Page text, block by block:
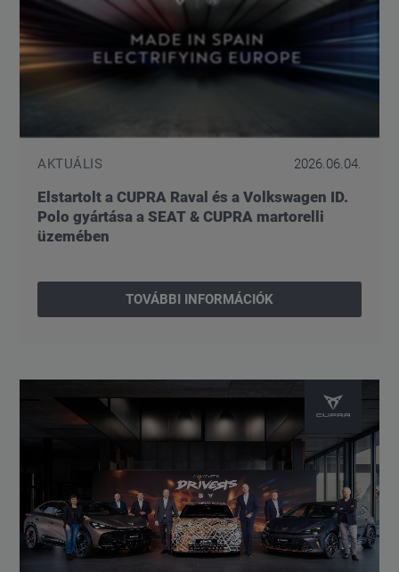
AKTUÁLIS 2026.06.04.
Elstartolt a CUPRA Raval és a Volkswagen ID.
Polo gyártása a SEAT & CUPRA martorelli
üzemében
TOVÁBBI INFORMÁCIÓK